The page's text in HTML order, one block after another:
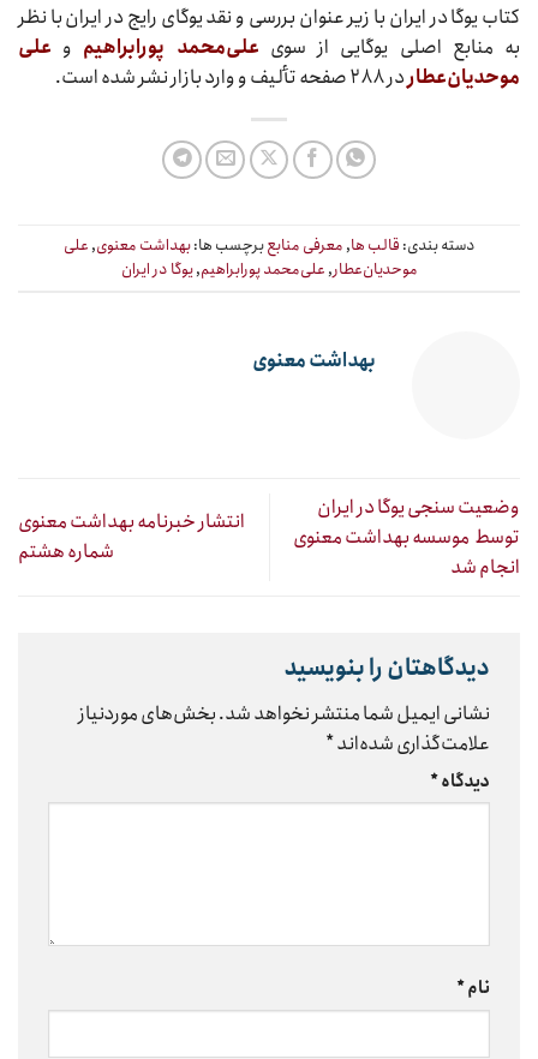
کتاب یوگا در ایران با زیر عنوان بررسی و نقد یوگای رایج در ایران با نظر
به منابع اصلی یوگایی از سوی علی‌محمد پورابراهیم و علی
موحدیان‌عطاردر ۲۸۸ صفحه تألیف و وارد بازار نشر شده است.
دسته بندی: قالب ها,معرفی منابعبرچسب ها:بهداشت معنوی,علی
موحدیان‌عطار,علی‌محمد پورابراهیم,یوگا در ایران
بهداشت معنوی
وضعیت سنجی یوگا در ایران
توسط موسسه بهداشت معنوی
انجام شد
انتشار خبرنامه بهداشت معنوی
شماره هشتم
دیدگاهتان را بنویسید
نشانی ایمیل شما منتشر نخواهد شد.بخش‌های موردنیاز
علامت‌گذاری شده‌اند*
دیدگاه*
نام*